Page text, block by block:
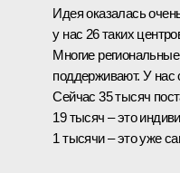
Идея оказалась
у нас 26 таких
Многие
поддерживают. У нас
Сейчас 35 тысяч
19 тысяч – это
1 тысячи – это уже